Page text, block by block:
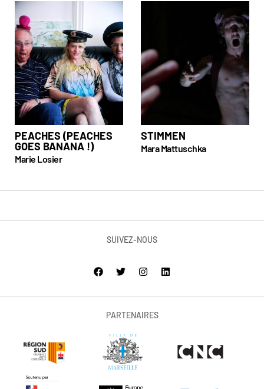
PEACHES (PEACHES
GOES BANANA !)
Marie Losier
STIMMEN
Mara Mattuschka
SUIVEZ-NOUS
PARTENAIRES